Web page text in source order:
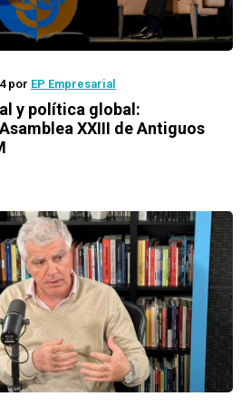
por EP Empresarial
y política global:
XXIII de Antiguos